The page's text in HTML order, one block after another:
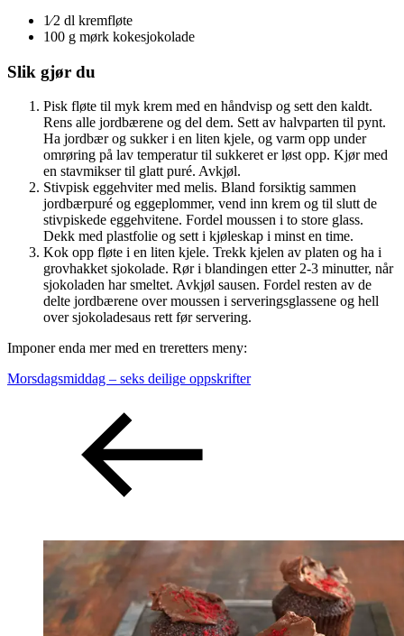
1⁄2 dl kremfløte
100 g mørk kokesjokolade
Slik gjør du
Pisk fløte til myk krem med en håndvisp og sett den kaldt.
Rens alle jordbærene og del dem. Sett av halvparten til pynt.
Ha jordbær og sukker i en liten kjele, og varm opp under
omrøring på lav temperatur til sukkeret er løst opp. Kjør med
en stavmikser til glatt puré. Avkjøl.
Stivpisk eggehviter med melis. Bland forsiktig sammen
jordbærpuré og eggeplommer, vend inn krem og til slutt de
stivpiskede eggehvitene. Fordel moussen i to store glass.
Dekk med plastfolie og sett i kjøleskap i minst en time.
Kok opp fløte i en liten kjele. Trekk kjelen av platen og ha i
grovhakket sjokolade. Rør i blandingen etter 2-3 minutter, når
sjokoladen har smeltet. Avkjøl sausen. Fordel resten av de
delte jordbærene over moussen i serveringsglassene og hell
over sjokoladesaus rett før servering.
Imponer enda mer med en treretters meny:
Morsdagsmiddag – seks deilige oppskrifter